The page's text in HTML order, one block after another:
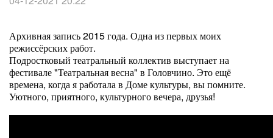
Архивная запись 2015 года. Одна из первых моих
режиссёрских работ.
Подростковый театральный коллектив выступает на
фестивале "Театральная весна" в Головчино. Это ещё
времена, когда я работала в Доме культуры, вы помните.
Уютного, приятного, культурного вечера, друзья!